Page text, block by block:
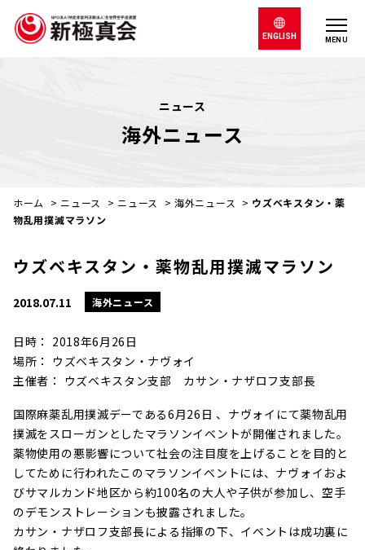
MENU
ENGLISH
ニュース
海外ニュース
ホーム > ニュース > ニュース >海外ニュース > ウズベキスタン・薬
物乱用撲滅マラソン
ウズベキスタン・薬物乱用撲滅マラソン
2018.07.11 海外ニュース
日時： 2018年6月26日
場所： ウズベキスタン・ナヴォイ
主催者： ウズベキスタン支部 カサン・ナザロフ支部長
国際麻薬乱用撲滅デーである6月26日 、ナヴォイにて薬物乱用
撲滅をスローガンとしたマラソンイベントが開催されました。
薬物使用の悪影響について社会の注目度を上げることを目的と
してために行われたこのマラソンイベントには、ナヴォイおよ
びサマルカンド地区から約100名の大人や子供が参加し、空手
のデモンストレーションも披露されました。
カサン・ナザロフ支部長による指揮の下、イベントは成功裏に